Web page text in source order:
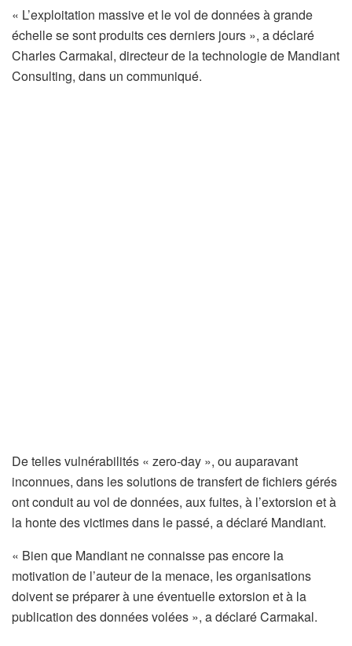
« L’exploitation massive et le vol de données à grande
échelle se sont produits ces derniers jours », a déclaré
Charles Carmakal, directeur de la technologie de Mandiant
Consulting, dans un communiqué.
De telles vulnérabilités « zero-day », ou auparavant
inconnues, dans les solutions de transfert de fichiers gérés
ont conduit au vol de données, aux fuites, à l’extorsion et à
la honte des victimes dans le passé, a déclaré Mandiant.
« Bien que Mandiant ne connaisse pas encore la
motivation de l’auteur de la menace, les organisations
doivent se préparer à une éventuelle extorsion et à la
publication des données volées », a déclaré Carmakal.